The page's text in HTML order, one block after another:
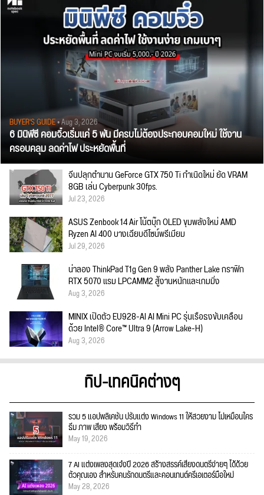
BUYER'S GUIDE• Aug 3, 2026
6 มินิพีซี คอมจิ๋วเริ่มแค่ 5 พัน มีครบไม่ต้องประกอบคอมใหม่ ใช้งาน
ครอบคลุม ลดค่าไฟ ประหยัดพื้นที่
จีนปลุกตำนาน GeForce GTX 750 Ti กำเนิดใหม่ ยัด VRAM
8GB เล่น Cyberpunk 30fps.
Jul 23, 2026
ASUS Zenbook 14 Air โน้ตบุ๊ก OLED ขุมพลังใหม่ AMD
Ryzen AI 400 บางเฉียบดีไซน์พรีเมียม
Jul 29, 2026
น่าลอง ThinkPad T1g Gen 9 พลัง Panther Lake กราฟิก
RTX 5070 แรม LPCAMM2 สู้งานหนักและเกมมิ่ง
Aug 3, 2026
MINIX เปิดตัว EU928-AI AI Mini PC รุ่นเรือธงขับเคลื่อน
ด้วย Intel® Core™ Ultra 9 (Arrow Lake-H)
Aug 3, 2026
ทิป-เทคนิคต่างๆ
รวม 5 แอปพลิเคชัน ปรับแต่ง Windows 11 ให้สวยงาม ไม่เหมือนใคร
ธีม ภาพ เสียง พร้อมวิธีทำ
May 19, 2026
7 AI แต่งเพลงสุดเจ๋งปี 2026 สร้างสรรค์เสียงดนตรีง่ายๆ ได้ด้วย
ตัวคุณเอง สำหรับคนรักดนตรีและคอนเทนต์ครีเอเตอร์มือใหม่
May 28, 2026